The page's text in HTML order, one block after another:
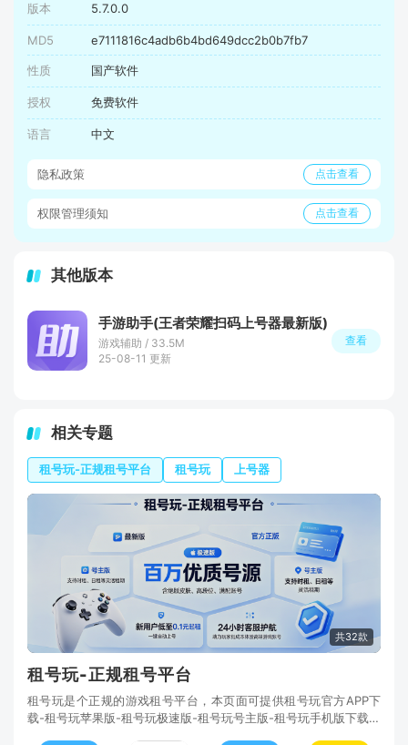
版本 5.7.0.0
MD5 e7111816c4adb6b4bd649dcc2b0b7fb7
性质 国产软件
授权 免费软件
语言 中文
隐私政策 点击查看
权限管理须知 点击查看
其他版本
手游助手(王者荣耀扫码上号器最新版)
游戏辅助 / 33.5M
25-08-11 更新
查看
相关专题
租号玩-正规租号平台 租号玩 上号器
共32款
租号玩-正规租号平台
租号玩是个正规的游戏租号平台，本页面可提供租号玩官方APP下
载-租号玩苹果版-租号玩极速版-租号玩号主版-租号玩手机版下载页